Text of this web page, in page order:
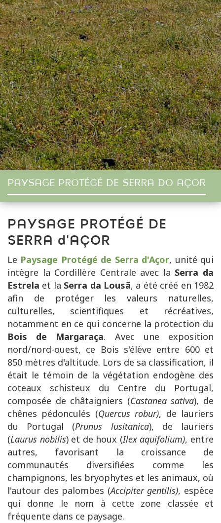
PAYSAGE PROTÉGÉ DE SERRA DO AÇOR
PAYSAGE PROTÉGÉ DE
SERRA d'AÇOR
Le Paysage Protégé de Serra d'Açor, unité qui
intègre la Cordillère Centrale avec la Serra da
Estrela et la Serra da Lousã, a été créé en 1982
afin de protéger les valeurs naturelles,
culturelles, scientifiques et récréatives,
notamment en ce qui concerne la protection du
Bois de Margaraça. Avec une exposition
nord/nord-ouest, ce Bois s'élève entre 600 et
850 mètres d'altitude. Lors de sa classification, il
était le témoin de la végétation endogène des
coteaux schisteux du Centre du Portugal,
composée de châtaigniers (Castanea sativa), de
chênes pédonculés (Quercus robur), de lauriers
du Portugal (Prunus lusitanica), de lauriers
(Laurus nobilis) et de houx (Ilex aquifolium), entre
autres, favorisant la croissance de
communautés diversifiées comme les
champignons, les bryophytes et les animaux, où
l'autour des palombes (Accipiter gentilis), espèce
qui donne le nom à cette zone classée et
fréquente dans ce paysage.